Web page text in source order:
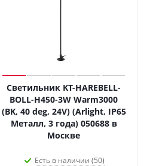
Светильник KT-HAREBELL-
BOLL-H450-3W Warm3000
(BK, 40 deg, 24V) (Arlight, IP65
Металл, 3 года) 050688 в
Москве
Есть в наличии (50)